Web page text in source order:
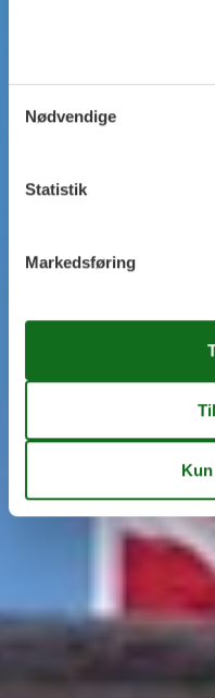
Nødvendige
Statistik
Markedsføring